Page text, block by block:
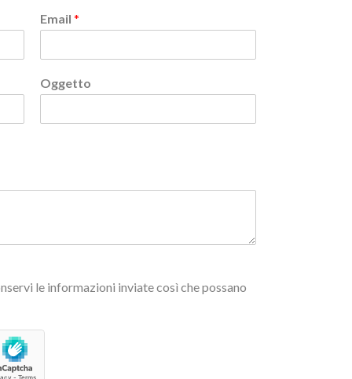
Email *
Oggetto
le informazioni inviate così che possano